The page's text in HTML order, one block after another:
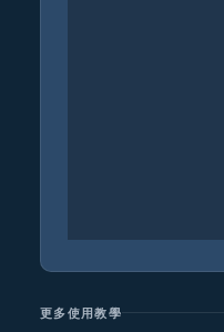
更多使用教學